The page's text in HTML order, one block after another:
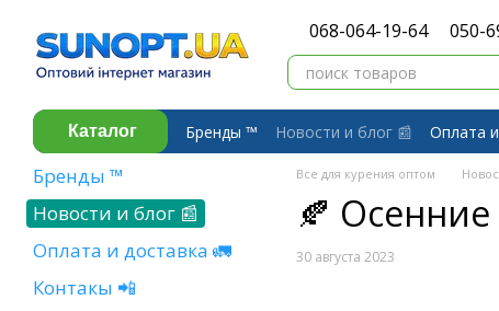
068-064-19-64 050-
Каталог Бренды ™️ Новости и блог 📰 Оплата
Договор публичной оферты
Обмен и
Все для курения оптом
🍂
30 августа 2023
Бренды ™️
Новости и блог 📰
Оплата и доставка 🚛
Контакы 📲